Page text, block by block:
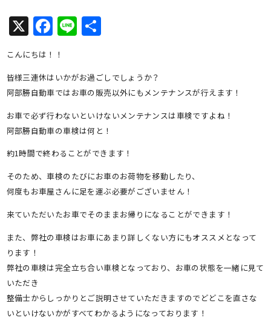
X Facebook
Line共
こんにちは！！
皆様三連休はいかがお過ごしでしょうか？
阿部勝自動車ではお車の販売以外にもメンテナンスが行えます！
お車で必ず行わないといけないメンテナンスは車検ですよね！
阿部勝自動車の車検は何と！
約1時間で終わることができます！
そのため、車検のたびにお車のお荷物を移動したり、
何度もお車屋さんに足を運ぶ必要がございません！
来ていただいたお車でそのままお帰りになることができます！
また、弊社の車検はお車にあまり詳しくない方にもオススメとなって
ります！
弊社の車検は完全立ち合い車検となっており、お車の状態を一緒に見て
いただき
整備士からしっかりとご説明させていただきますのでどどこを直さな
いといけないかがすべてわかるようになっております！